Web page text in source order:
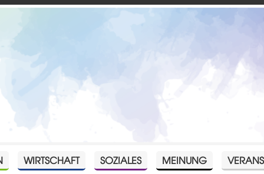
WIRTSCHAFT SOZIALES MEINUNG